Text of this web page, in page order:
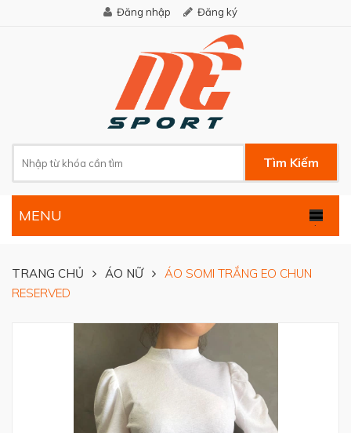
Đăng nhập Đăng ký
Tìm Kiếm
.
MENU
TRANG CHỦ ÁO NỮ
ÁO SOMI TRẮNG EO CHUN
RESERVED